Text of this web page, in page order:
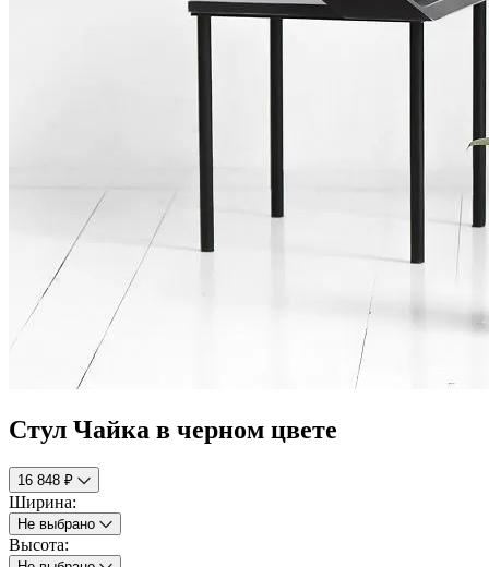
Стул Чайка в черном цвете
16 848 ₽
Ширина:
Не выбрано
Высота: